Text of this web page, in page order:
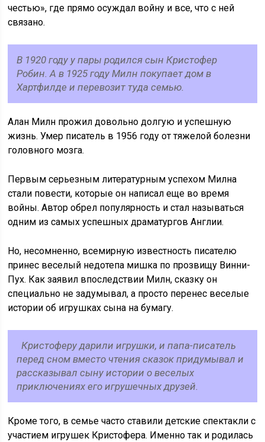
честью», где прямо осуждал войну и все, что с ней
связано.
В 1920 году у пары родился сын Кристофер
Робин. А в 1925 году Милн покупает дом в
Хартфилде и перевозит туда семью.
Алан Милн прожил довольно долгую и успешную
жизнь. Умер писатель в 1956 году от тяжелой болезни
головного мозга.
Первым серьезным литературным успехом Милна
стали повести, которые он написал еще во время
войны. Автор обрел популярность и стал называться
одним из самых успешных драматургов Англии.
Но, несомненно, всемирную известность писателю
принес веселый недотепа мишка по прозвищу Винни-
Пух. Как заявил впоследствии Милн, сказку он
специально не задумывал, а просто перенес веселые
истории об игрушках сына на бумагу.
Кристоферу дарили игрушки, и папа-писатель
перед сном вместо чтения сказок придумывал и
рассказывал сыну истории о веселых
приключениях его игрушечных друзей.
Кроме того, в семье часто ставили детские спектакли с
участием игрушек Кристофера. Именно так и родилась